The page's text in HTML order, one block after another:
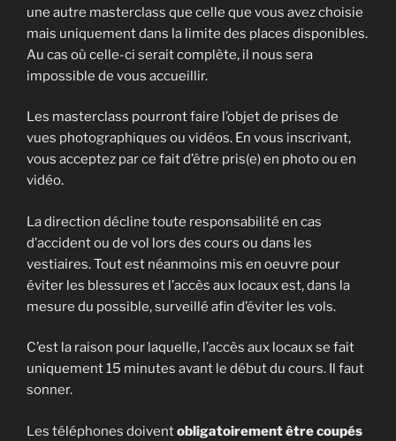
une autre masterclass que celle que vous avez choisie
mais uniquement dans la limite des places disponibles.
Au cas où celle-ci serait complète, il nous sera
impossible de vous accueillir.
Les masterclass pourront faire l’objet de prises de
vues photographiques ou vidéos. En vous inscrivant,
vous acceptez par ce fait d’être pris(e) en photo ou en
vidéo.
La direction décline toute responsabilité en cas
d’accident ou de vol lors des cours ou dans les
vestiaires. Tout est néanmoins mis en oeuvre pour
éviter les blessures et l’accès aux locaux est, dans la
mesure du possible, surveillé afin d’éviter les vols.
C’est la raison pour laquelle, l’accès aux locaux se fait
uniquement 15 minutes avant le début du cours. Il faut
sonner.
Les téléphones doiventobligatoirement être coupés